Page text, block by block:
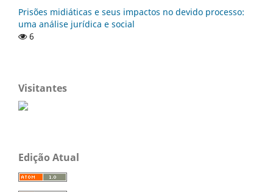
Prisões midiáticas e seus impactos no devido processo:
uma análise jurídica e social
6
Visitantes
Edição Atual